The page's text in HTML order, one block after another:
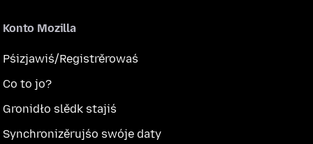
Konto Mozilla
Pśizjawiś/Registrěrowaś
Co to jo?
Gronidło slědk stajiś
Synchronizěrujśo swóje daty